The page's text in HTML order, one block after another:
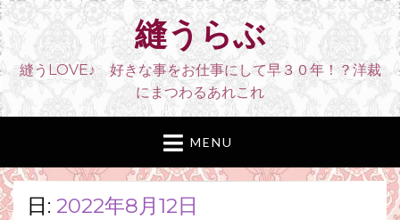
縫うらぶ
縫うLOVE♪ 好きな事をお仕事にして早３０年！？洋裁
にまつわるあれこれ
MENU
日: 2022年8月12日